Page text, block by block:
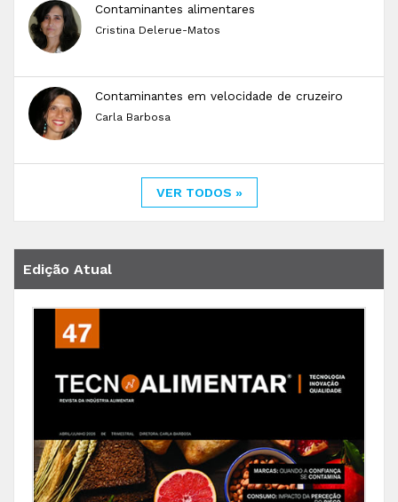
Contaminantes alimentares
Cristina Delerue-Matos
Contaminantes em velocidade de cruzeiro
Carla Barbosa
VER TODOS »
Edição Atual